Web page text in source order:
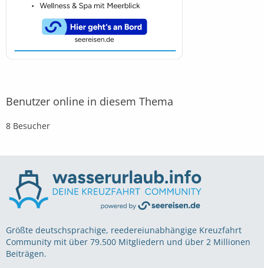
Benutzer online in diesem Thema
8 Besucher
Größte deutschsprachige, reedereiunabhängige Kreuzfahrt
Community mit über 79.500 Mitgliedern und über 2 Millionen
Beiträgen.